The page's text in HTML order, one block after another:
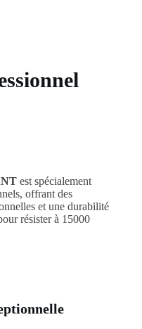
est spécialement
offrant des
et une durabilité
résister à 15000